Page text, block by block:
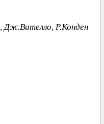
Дж.Вителло, Р.Конден